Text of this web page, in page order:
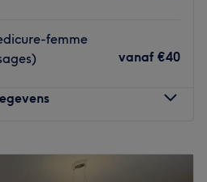
salon: Sfeer: gezellig,
pedicure, nagelstyling en
Indigo.
vaste klanten. De salon is
femme
vanaf €40